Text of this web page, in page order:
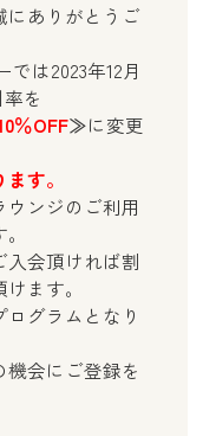
にありがとうご
は2023年12月
を
％OFF≫に変更
す。
ンジのご利用
会頂ければ割
ます。
グラムとなり
会にご登録を